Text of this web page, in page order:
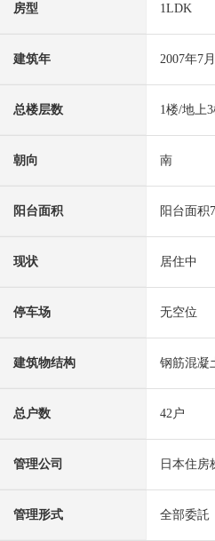
房型 1LDK
建筑年 2007年7
总楼层数 1楼/地上
朝向 南
阳台面积 阳台面积
现状 居住中
停车场 无空位
建筑物结构 钢筋混凝
总户数 42户
管理公司 日本住房
管理形式 全部委託